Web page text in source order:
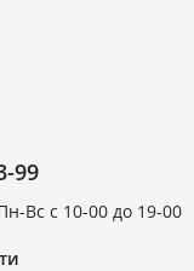
99
Вс с 10-00 до 19-00